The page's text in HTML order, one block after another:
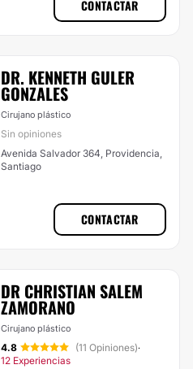
CONTACTAR
DR. KENNETH GULER
GONZALES
Cirujano plástico
Sin opiniones
Avenida Salvador 364, Providencia,
Santiago
CONTACTAR
DR CHRISTIAN SALEM
ZAMORANO
Cirujano plástico
4.8 (11 Opiniones)·
12 Experiencias